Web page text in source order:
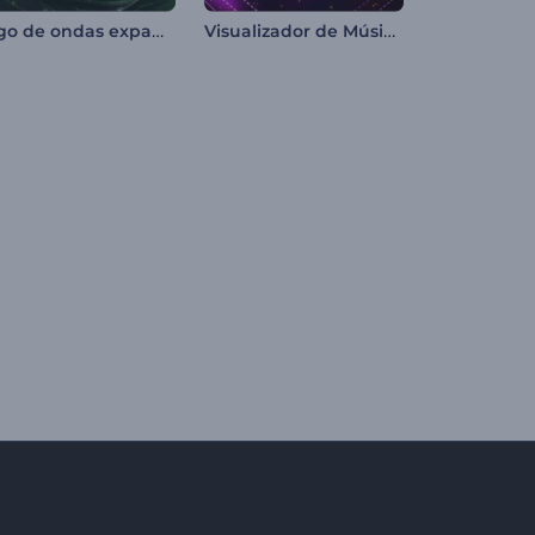
Logo de ondas expansivas de neón Visualizador de Música House electrónica